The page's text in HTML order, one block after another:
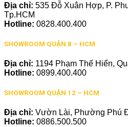
Địa chỉ: 535 Đỗ Xuân Hợp, P.
Tp.HCM
Hotline: 0828.400.400
SHOWROOM QUẬN 8 – HCM
Địa chỉ: 1194 Phạm Thế Hiển,
Hotline: 0899.400.400
SHOWROOM QUẬN 12 – HCM
Địa chỉ: Vườn Lài, Phường Phú
Hotline: 0886.500.500